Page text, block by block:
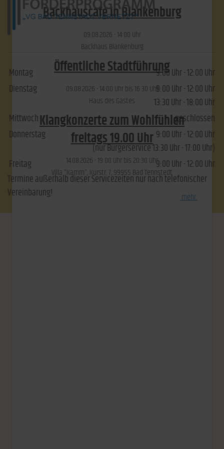
Backhauscafé in Blankenburg
09.​08.​2026 -14:00 Uhr
Backhaus Blankenburg
Öffentliche Stadtführung
09.​08.​2026 -14:00 Uhr bis16:30 Uhr
Haus des Gastes
Klangkonzerte zum Wohlfühlen
freitags 19.00 Uhr
14.​08.​2026 -19:00 Uhr bis 20:30 Uhr
Villa "Kamm", Kurstr. 7, 99955 Bad Tennstedt
mehr
Montag
9:00 Uhr - 12:00 Uhr
Dienstag
9:00 Uhr - 12:00 Uhr
13:30 Uhr - 18:00 Uhr
Mittwoch
geschlossen
Donnerstag
9:00 Uhr - 12:00 Uhr
(nur Bürgerservice 13:30 Uhr - 17:00 Uhr)
Freitag
9:00 Uhr - 12:00 Uhr
Termine außerhalb dieser Servicezeiten nur nach telefonischer
Vereinbarung!